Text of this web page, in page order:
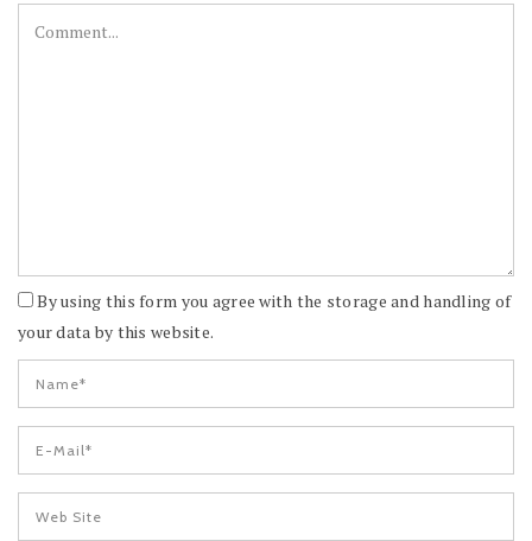
By using this form you agree with the storage and handling of
your data by this website.